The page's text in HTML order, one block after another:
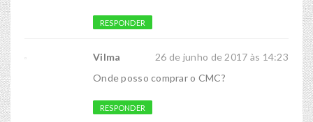
RESPONDER
Vilma
26 de junho de 2017 às 14:23
Onde posso comprar o CMC?
RESPONDER